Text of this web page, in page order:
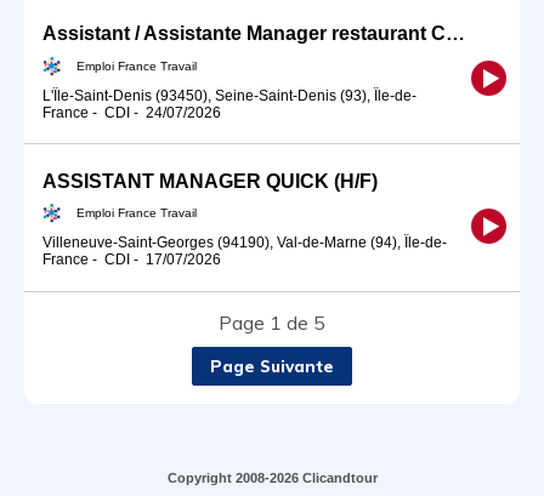
Assistant / Assistante Manager restaurant CARIBEEN (H/F)
Emploi France Travail
L'Île-Saint-Denis (93450), Seine-Saint-Denis (93), Île-de-
France - CDI - 24/07/2026
ASSISTANT MANAGER QUICK (H/F)
Emploi France Travail
Villeneuve-Saint-Georges (94190), Val-de-Marne (94), Île-de-
France - CDI - 17/07/2026
Page 1 de 5
Page Suivante
Copyright 2008-2026 Clicandtour